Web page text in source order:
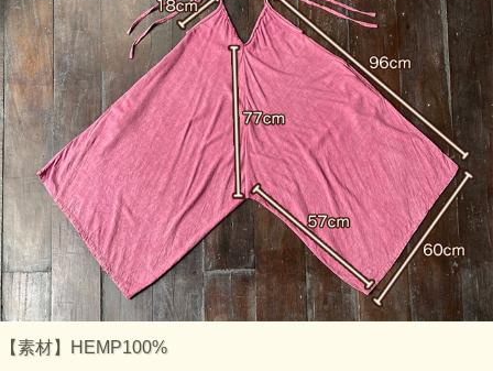
【素材】HEMP100%